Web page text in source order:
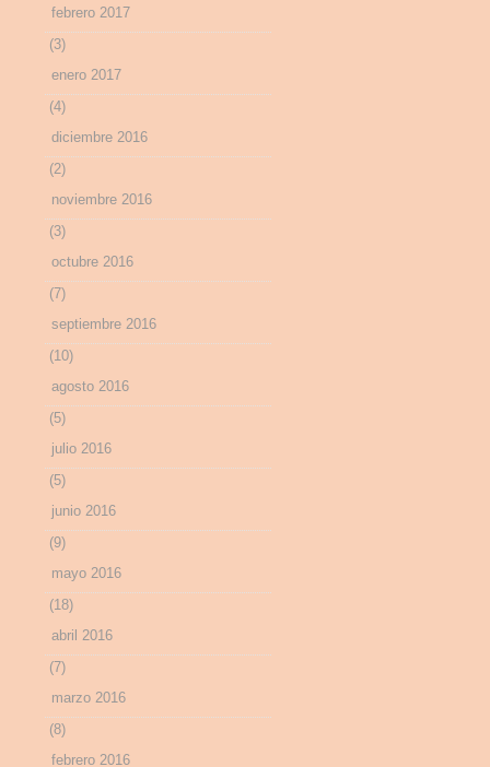
febrero 2017
(3)
enero 2017
(4)
diciembre 2016
(2)
noviembre 2016
(3)
octubre 2016
(7)
septiembre 2016
(10)
agosto 2016
(5)
julio 2016
(5)
junio 2016
(9)
mayo 2016
(18)
abril 2016
(7)
marzo 2016
(8)
febrero 2016